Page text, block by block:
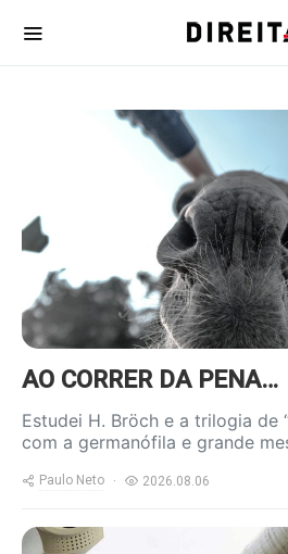
https://www.ruadireita.pt/wp-
content/uploads/2020/04/burro-
AO CORRER DA PENA…
Estudei H. Bröch e a trilogia de
com a germanófila e grande
Paulo Neto 2026.08.06
https://www.ruadireita.pt/wp-